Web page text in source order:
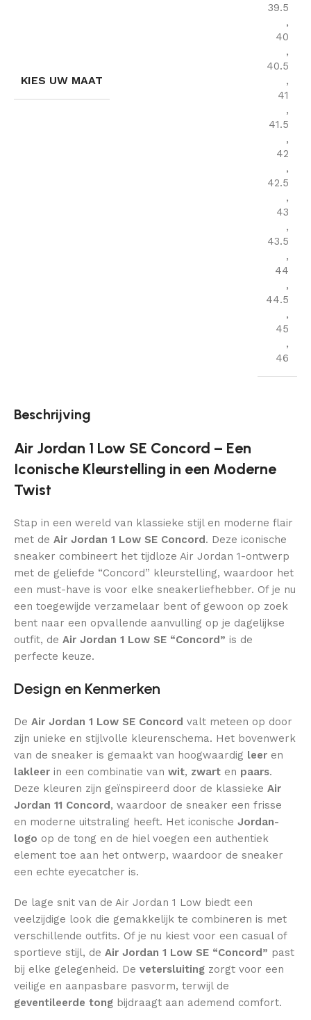
KIES UW MAAT
39.5
,
40
,
40.5
,
41
,
41.5
,
42
,
42.5
,
43
,
43.5
,
44
,
44.5
,
45
,
46
Beschrijving
Air Jordan 1 Low SE Concord – Een
Iconische Kleurstelling in een Moderne
Twist
Stap in een wereld van klassieke stijl en moderne flair
met de Air Jordan 1 Low SE Concord. Deze iconische
sneaker combineert het tijdloze Air Jordan 1-ontwerp
met de geliefde “Concord” kleurstelling, waardoor het
een must-have is voor elke sneakerliefhebber. Of je nu
een toegewijde verzamelaar bent of gewoon op zoek
bent naar een opvallende aanvulling op je dagelijkse
outfit, de Air Jordan 1 Low SE “Concord” is de
perfecte keuze.
Design en Kenmerken
De Air Jordan 1 Low SE Concord valt meteen op door
zijn unieke en stijlvolle kleurenschema. Het bovenwerk
van de sneaker is gemaakt van hoogwaardig leer en
lakleer in een combinatie van wit, zwart en paars.
Deze kleuren zijn geïnspireerd door de klassieke Air
Jordan 11 Concord, waardoor de sneaker een frisse
en moderne uitstraling heeft. Het iconische Jordan-
logo op de tong en de hiel voegen een authentiek
element toe aan het ontwerp, waardoor de sneaker
een echte eyecatcher is.
De lage snit van de Air Jordan 1 Low biedt een
veelzijdige look die gemakkelijk te combineren is met
verschillende outfits. Of je nu kiest voor een casual of
sportieve stijl, de Air Jordan 1 Low SE “Concord” past
bij elke gelegenheid. De vetersluiting zorgt voor een
veilige en aanpasbare pasvorm, terwijl de
geventileerde tong bijdraagt aan ademend comfort.